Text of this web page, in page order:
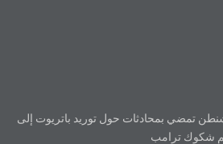
تمضي بمحادثات حول توريد باتريوت إلى
شكوك ترامب